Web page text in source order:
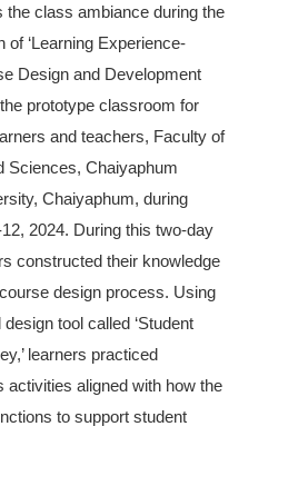
the class ambiance during the
of ‘Learning Experience-
Design and Development
prototype classroom for
and teachers, Faculty of
Sciences, Chaiyaphum
Chaiyaphum, during
2024. During this two-day
constructed their knowledge
design process. Using
tool called ‘Student
learners practiced
activities aligned with how the
to support student